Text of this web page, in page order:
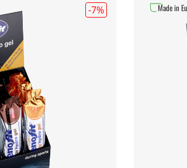
-7% Made in